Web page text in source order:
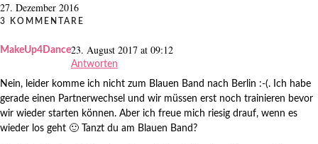
27. Dezember 2016
3 KOMMENTARE
MakeUp4Dance23. August 2017 at 09:12
Antworten
Nein, leider komme ich nicht zum Blauen Band nach Berlin :-(. Ich habe
gerade einen Partnerwechsel und wir müssen erst noch trainieren bevor
wir wieder starten können. Aber ich freue mich riesig drauf, wenn es
wieder los geht 🙂 Tanzt du am Blauen Band?